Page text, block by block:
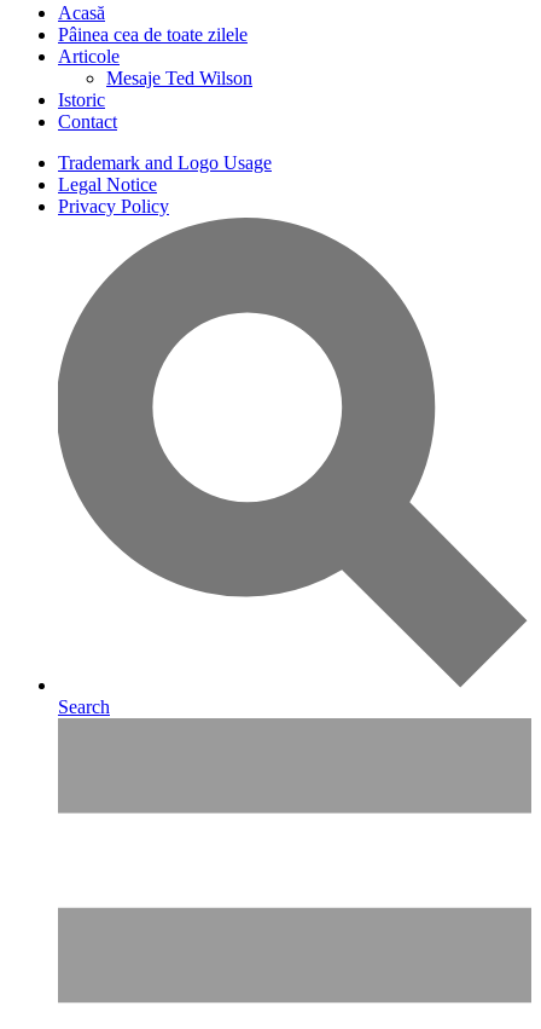
Acasă
Pâinea cea de toate zilele
Articole
Mesaje Ted Wilson
Istoric
Contact
Trademark and Logo Usage
Legal Notice
Privacy Policy
Search